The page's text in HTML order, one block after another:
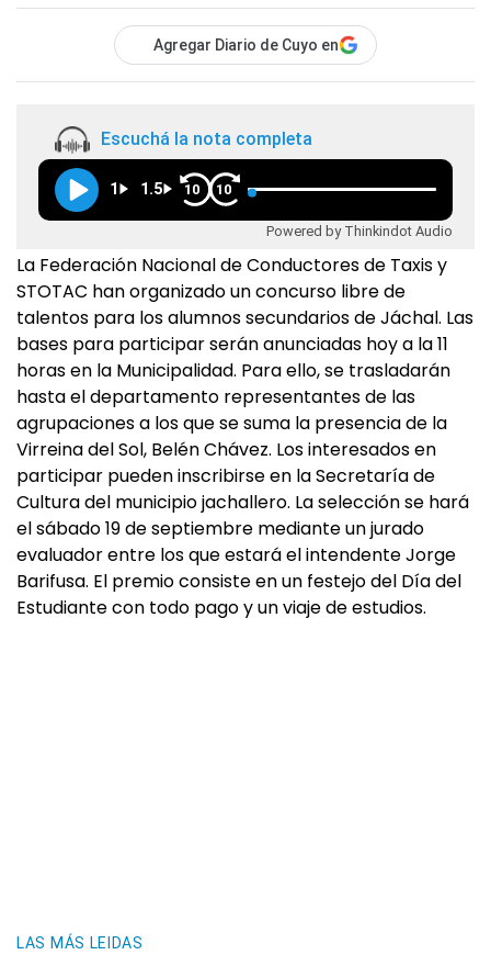
Agregar Diario de Cuyo en
Escuchá la nota completa
1 1.5 10 10
Powered by Thinkindot Audio
La Federación Nacional de Conductores de Taxis y
STOTAC han organizado un concurso libre de
talentos para los alumnos secundarios de Jáchal. Las
bases para participar serán anunciadas hoy a la 11
horas en la Municipalidad. Para ello, se trasladarán
hasta el departamento representantes de las
agrupaciones a los que se suma la presencia de la
Virreina del Sol, Belén Chávez. Los interesados en
participar pueden inscribirse en la Secretaría de
Cultura del municipio jachallero. La selección se hará
el sábado 19 de septiembre mediante un jurado
evaluador entre los que estará el intendente Jorge
Barifusa. El premio consiste en un festejo del Día del
Estudiante con todo pago y un viaje de estudios.
LAS MÁS LEIDAS